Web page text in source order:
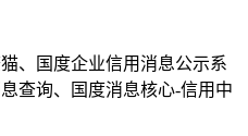
国度企业信用消息公示系
查询、国度消息核心-信用中